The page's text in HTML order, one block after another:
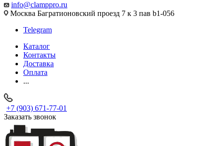
info@clamppro.ru
Москва Багратионовский проезд 7 к 3 пав b1-056
Telegram
Каталог
Контакты
Доставка
Оплата
...
+7 (903) 671-77-01
Заказать звонок